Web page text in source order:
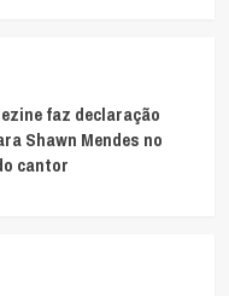
faz declaração
Shawn Mendes no
cantor